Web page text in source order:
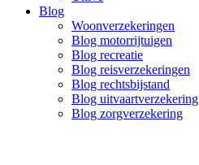
Blog
Woonverzekeringen
Blog motorrijtuigen
Blog recreatie
Blog reisverzekeringen
Blog rechtsbijstand
Blog uitvaartverzekering
Blog zorgverzekering